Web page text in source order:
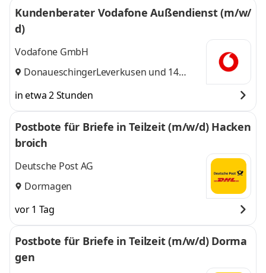
Kundenberater Vodafone Außendienst (m/w/
d)
Vodafone GmbH
Donaueschingen,
Leverkusen und 14
in etwa 2 Stunden
Postbote für Briefe in Teilzeit (m/w/d) Hacken
broich
Deutsche Post AG
Dormagen
vor 1 Tag
Postbote für Briefe in Teilzeit (m/w/d) Dorma
gen